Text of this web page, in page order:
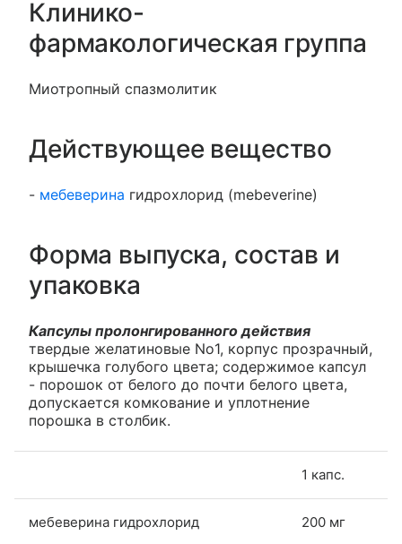
Клинико-
фармакологическая группа
Миотропный спазмолитик
Действующее вещество
- мебеверина гидрохлорид (mebeverine)
Форма выпуска, состав и
упаковка
Капсулы пролонгированного действия
твердые желатиновые No1, корпус прозрачный,
крышечка голубого цвета; содержимое капсул
- порошок от белого до почти белого цвета,
допускается комкование и уплотнение
порошка в столбик.
1 капс.
мебеверина гидрохлорид 200 мг